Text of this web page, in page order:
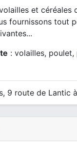
et céréales
fournissons tout
: volailles, poulet,
9 route de Lantic